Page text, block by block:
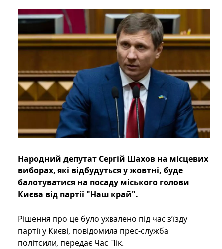
Народний депутат Сергій Шахов на місцевих
виборах, які відбудуться у жовтні, буде
балотуватися на посаду міського голови
Києва від партії "Наш край".
Рішення про це було ухвалено під час з’їзду
партії у Києві, повідомила прес-служба
політсили, передає Час Пік.